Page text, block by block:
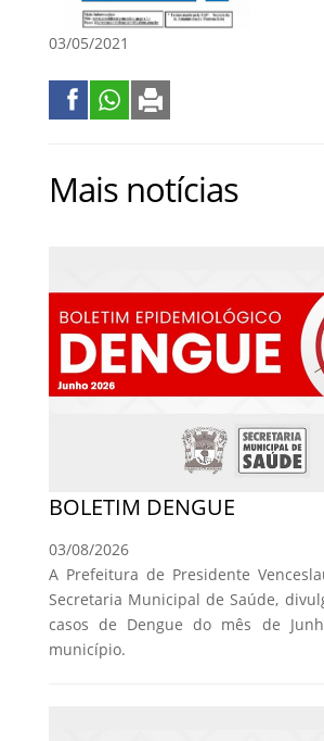
03/05/2021
Mais notícias
BOLETIM DENGUE
03/08/2026
A Prefeitura de Presidente
Secretaria Municipal de Saúde,
casos de Dengue do mês de
município.